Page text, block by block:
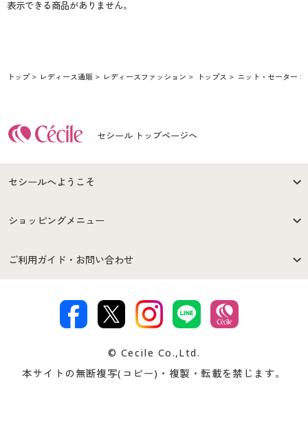
表示できる商品がありません。
トップ レディース通販 レディースファッション トップス ニット・セーター
セシール トップページへ
セシールへようこそ
はじめての方へ
セシールご利用規約
著作権・商標について 会社案内
ショッピングメニュー
商品カテゴリ
プレゼント＆キャンペーン サイトマップ
ご利用ガイド・お問い合わせ
交換・返品は お支払は
ついて
忘れの場合
© Cecile Co.,Ltd.
本サイトの無断複写(コピー)・複製・転載を禁じます。